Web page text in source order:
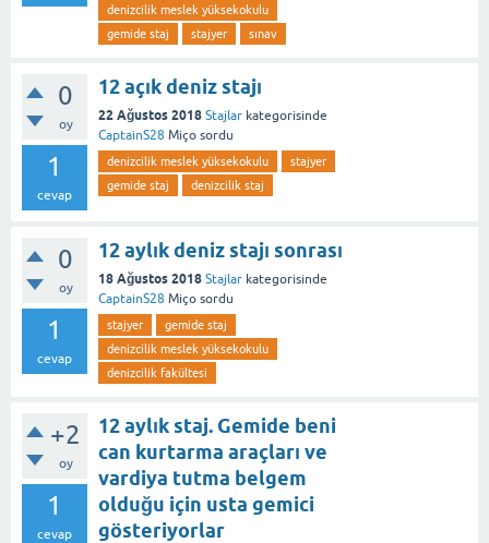
denizcilik meslek yüksekokulu
gemide staj
stajyer sınav
0
oy
1
cevap
12 açık deniz stajı
22 Ağustos 2018 Stajlar kategorisinde
CaptainS28 Miço sordu
denizcilik meslek yüksekokulu
stajyer
gemide staj
denizcilik staj
0
oy
1
cevap
12 aylık deniz stajı sonrası
18 Ağustos 2018 Stajlar kategorisinde
CaptainS28 Miço sordu
stajyer
gemide staj
denizcilik meslek yüksekokulu
denizcilik fakültesi
+2
oy
1
cevap
12 aylık staj. Gemide beni
can kurtarma araçları ve
vardiya tutma belgem
olduğu için usta gemici
gösteriyorlar